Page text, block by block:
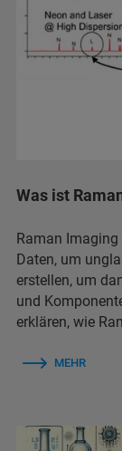
Was ist
Raman
Daten, um
erstellen, um
und
erklären, wie
MEHR